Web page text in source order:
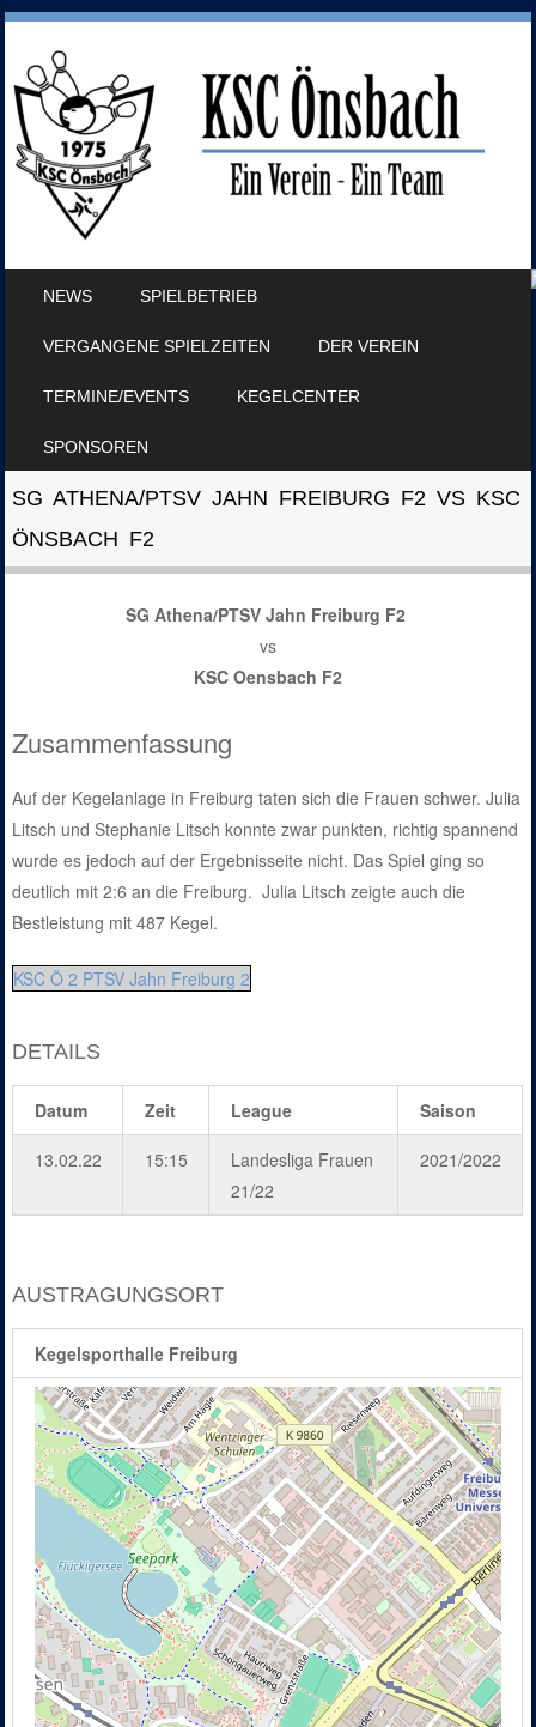
NEWS SPIELBETRIEB
VERGANGENE SPIELZEITEN DER VEREIN
TERMINE/EVENTS KEGELCENTER
SPONSOREN
SG ATHENA/PTSV JAHN FREIBURG F2 VS KSC
ÖNSBACH F2
SG Athena/PTSV Jahn Freiburg F2
vs
KSC Oensbach F2
Zusammenfassung
Auf der Kegelanlage in Freiburg taten sich die Frauen schwer. Julia
Litsch und Stephanie Litsch konnte zwar punkten, richtig spannend
wurde es jedoch auf der Ergebnisseite nicht. Das Spiel ging so
deutlich mit 2:6 an die Freiburg. Julia Litsch zeigte auch die
Bestleistung mit 487 Kegel.
KSC Ö 2 PTSV Jahn Freiburg 2
DETAILS
Datum Zeit League Saison
13.02.22 15:15
Landesliga Frauen
21/22
2021/2022
AUSTRAGUNGSORT
Kegelsporthalle Freiburg